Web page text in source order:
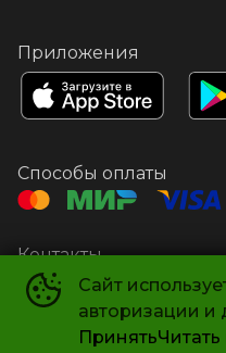
Сайт
авторизации и
Принять
Приложения
Способы оплаты
Контакты
Администратор +7
Касса
+7 495 240-56-56
msk@kino-